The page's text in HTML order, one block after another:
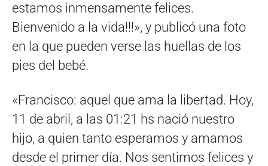
estamos inmensamente felices.
Bienvenido a la vida!!!», y publicó una foto
en la que pueden verse las huellas de los
pies del bebé.
«Francisco: aquel que ama la libertad. Hoy,
11 de abril, a las 01:21 hs nació nuestro
hijo, a quien tanto esperamos y amamos
desde el primer día. Nos sentimos felices y